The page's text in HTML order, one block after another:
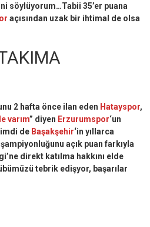
söylüyorum…Tabii 35’er puana
açısından uzak bir ihtimal de olsa
2 hafta önce ilan eden Hatayspor,
varım” diyen Erzurumspor‘un
de Başakşehir‘in yıllarca
açık puan farkıyla
direkt katılma hakkını elde
tebrik edişyor, başarılar